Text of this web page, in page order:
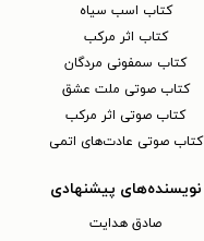
کتاب اسب سیاه
کتاب اثر مرکب
کتاب سمفونی مردگان
کتاب صوتی ملت عشق
کتاب صوتی اثر مرکب
کتاب صوتی عادت‌های اتمی
نویسنده‌های پیشنهادی
صادق هدایت